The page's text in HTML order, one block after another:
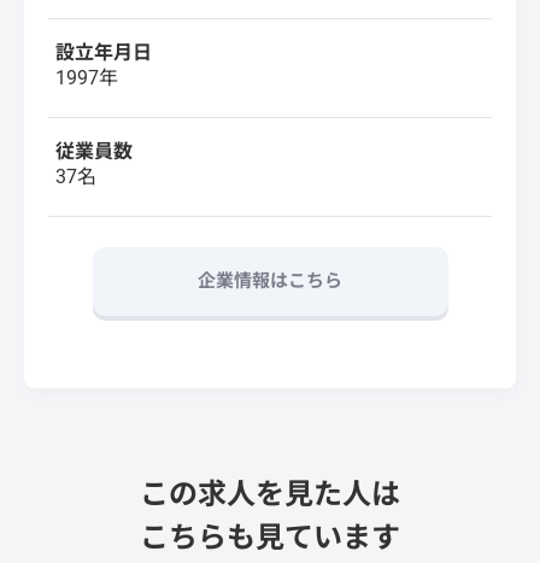
設立年月日
1997年
従業員数
37名
企業情報はこちら
この求人を見た人は
こちらも見ています